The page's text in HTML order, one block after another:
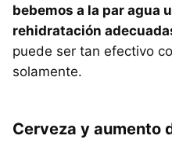
bebemos a la par agua
rehidratación
puede ser tan efectivo
solamente.
Cerveza y aumento